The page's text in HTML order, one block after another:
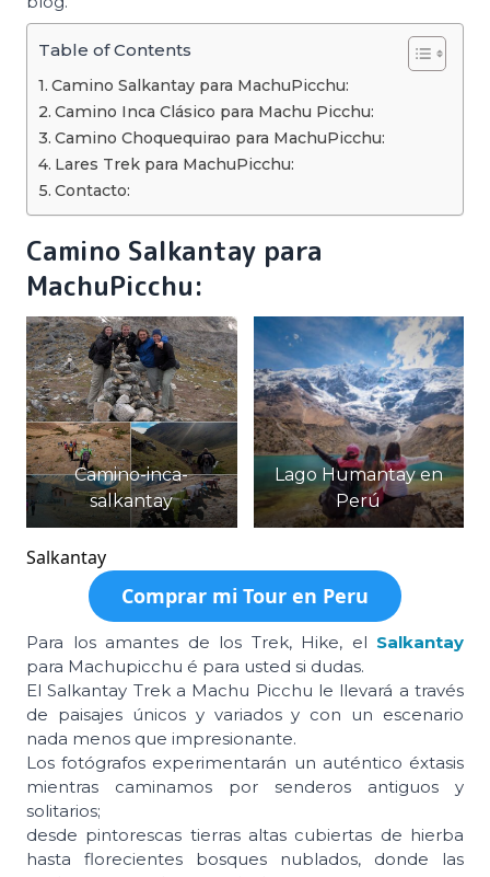
Table of Contents
Camino Salkantay para MachuPicchu:
Camino Inca Clásico para Machu Picchu:
Camino Choquequirao para MachuPicchu:
Lares Trek para MachuPicchu:
Contacto:
Camino Salkantay para
MachuPicchu:
Camino-inca-
salkantay
Lago Humantay en
Perú
Salkantay
Comprar mi Tour en Peru
Para los amantes de los Trek, Hike, el Salkantay
para Machupicchu é para usted si dudas.
El Salkantay Trek a Machu Picchu le llevará a través
de paisajes únicos y variados y con un escenario
nada menos que impresionante.
Los fotógrafos experimentarán un auténtico éxtasis
mientras caminamos por senderos antiguos y
solitarios;
desde pintorescas tierras altas cubiertas de hierba
hasta florecientes bosques nublados, donde las